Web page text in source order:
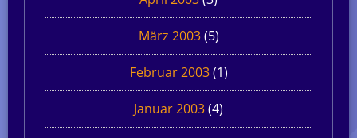
März 2003(5)
Februar 2003(1)
Januar 2003(4)